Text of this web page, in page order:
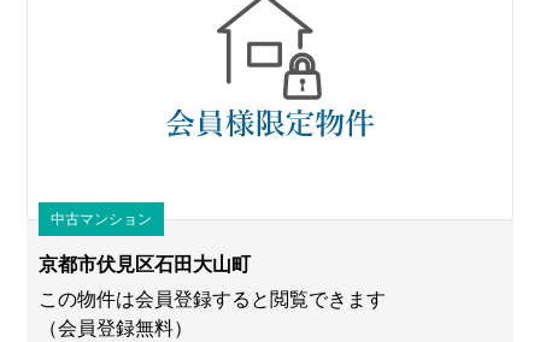
中古マンション
京都市伏見区石田大山町
この物件は会員登録すると閲覧できます
（会員登録無料）